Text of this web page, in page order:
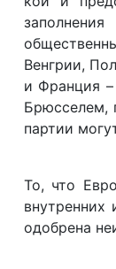
Венгрии,
и Франция
Брюсселем,
партии
То, что
внутренних
одобрена